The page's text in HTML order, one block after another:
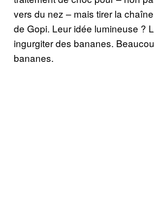
vers du nez – mais tirer la chaîne
de Gopi. Leur idée lumineuse ?
ingurgiter des bananes.
bananes.